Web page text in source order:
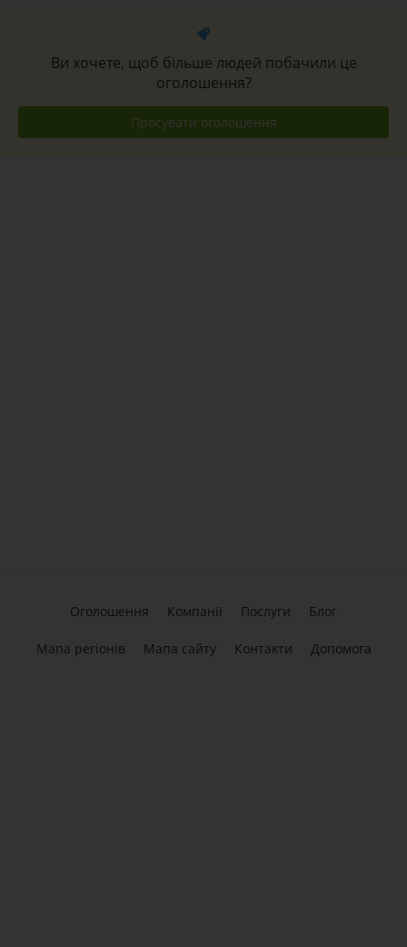
Ви хочете, щоб більше людей побачили це
оголошення?
Просувати оголошення
Оголошення Компанії Послуги Блог
Мапа регіонів Мапа сайту Контакти Допомога